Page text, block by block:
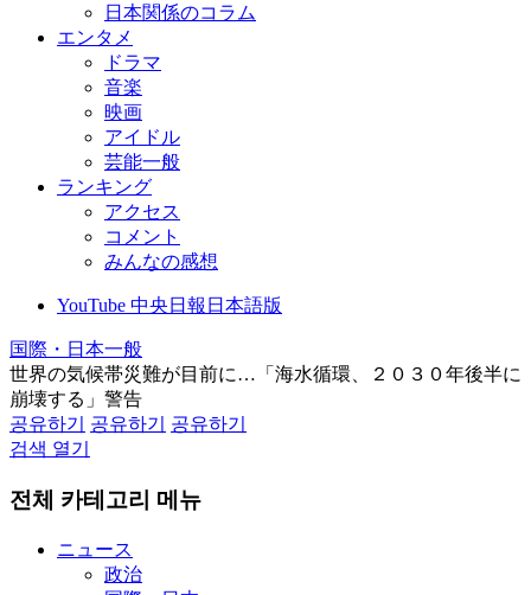
日本関係のコラム
エンタメ
ドラマ
音楽
映画
アイドル
芸能一般
ランキング
アクセス
コメント
みんなの感想
YouTube 中央日報日本語版
国際・日本一般
世界の気候帯災難が目前に…「海水循環、２０３０年後半に
崩壊する」警告
공유하기
공유하기
공유하기
검색 열기
전체 카테고리 메뉴
ニュース
政治